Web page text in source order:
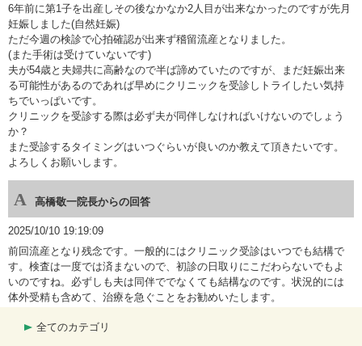
6年前に第1子を出産しその後なかなか2人目が出来なかったのですが先月
妊娠しました(自然妊娠)
ただ今週の検診で心拍確認が出来ず稽留流産となりました。
(また手術は受けていないです)
夫が54歳と夫婦共に高齢なので半ば諦めていたのですが、まだ妊娠出来
る可能性があるのであれば早めにクリニックを受診しトライしたい気持
ちでいっぱいです。
クリニックを受診する際は必ず夫が同伴しなければいけないのでしょう
か？
また受診するタイミングはいつぐらいが良いのか教えて頂きたいです。
よろしくお願いします。
高橋敬一院長からの回答
2025/10/10 19:19:09
前回流産となり残念です。一般的にはクリニック受診はいつでも結構で
す。検査は一度では済まないので、初診の日取りにこだわらないでもよ
いのですね。必ずしも夫は同伴ででなくても結構なのです。状況的には
体外受精も含めて、治療を急ぐことをお勧めいたします。
全てのカテゴリ